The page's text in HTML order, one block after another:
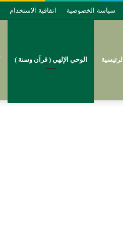
سياسة الخصوصية اتفاقية الاستخدام
الرئيسية الوحي الإلهي ( قرآن وسنة )